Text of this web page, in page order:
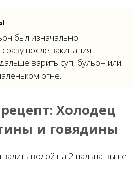
был изначально
после закипания
варить суп, бульон или
огне.
Холодец
и говядины
водой на 2 пальца выше